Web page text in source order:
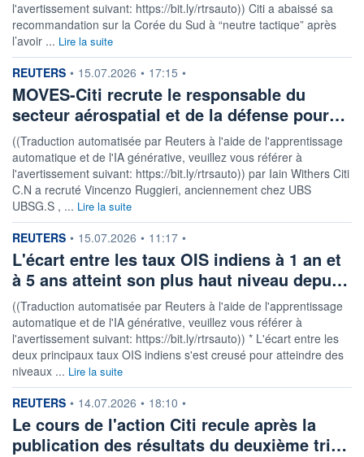
l'avertissement suivant: https://bit.ly/rtrsauto)) Citi a abaissé sa
recommandation sur la Corée du Sud à “neutre tactique” après
l’avoir ... Lire la suite
information fournie par
REUTERS • 15.07.2026 • 17:15 •
MOVES-Citi recrute le responsable du
secteur aérospatial et de la défense pour…
((Traduction automatisée par Reuters à l'aide de l'apprentissage
automatique et de l'IA générative, veuillez vous référer à
l'avertissement suivant: https://bit.ly/rtrsauto)) par Iain Withers Citi
C.N a recruté Vincenzo Ruggieri, anciennement chez UBS
UBSG.S , ... Lire la suite
information fournie par
REUTERS • 15.07.2026 • 11:17 •
L'écart entre les taux OIS indiens à 1 an et
à 5 ans atteint son plus haut niveau depu…
((Traduction automatisée par Reuters à l'aide de l'apprentissage
automatique et de l'IA générative, veuillez vous référer à
l'avertissement suivant: https://bit.ly/rtrsauto)) * L'écart entre les
deux principaux taux OIS indiens s'est creusé pour atteindre des
niveaux ... Lire la suite
information fournie par
REUTERS • 14.07.2026 • 18:10 •
Le cours de l'action Citi recule après la
publication des résultats du deuxième tri…